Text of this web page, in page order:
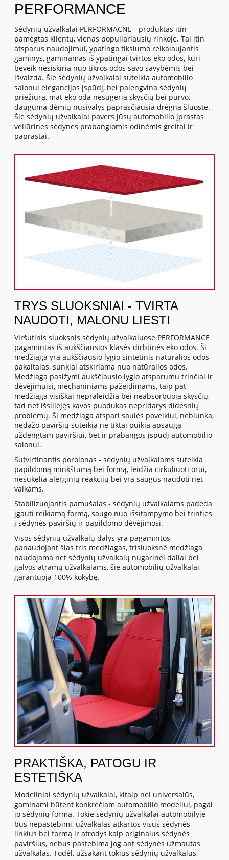
PERFORMANCE
Sėdynių užvalkalai PERFORMACNE - produktas itin
pamėgtas klientų, vienas populiariausių rinkoje. Tai itin
atsparus naudojimui, ypatingo tikslumo reikalaujantis
gaminys, gaminamas iš ypatingai tvirtos eko odos, kuri
beveik nesiskiria nuo tikros odos savo savybėmis bei
išvaizda. Šie sėdynių užvalkalai suteikia automobilio
salonui elegancijos įspūdį, bei palengvina sėdynių
priežiūrą, mat eko oda nesugeria skysčių bei purvo,
dauguma dėmių nusivalys paprasčiausia drėgna šluoste.
Šie sėdynių užvalkalai pavers jūsų automobilio įprastas
veliūrines sėdynes prabangiomis odinėmis greitai ir
paprastai.
TRYS SLUOKSNIAI - TVIRTA
NAUDOTI, MALONU LIESTI
Viršutinis sluoksnis sėdynių užvalkaluose PERFORMANCE
pagamintas iš aukščiausios klasės dirbtinės eko odos. Ši
medžiaga yra aukščiausio lygio sintetinis natūralios odos
pakaitalas, sunkiai atskiriama nuo natūralios odos.
Medžiaga pasižymi aukščiausio lygio atsparumu trinčiai ir
dėvėjimuisi, mechaniniams pažeidimams, taip pat
medžiaga visiškai nepraleidžia bei neabsorbuoja skysčių,
tad net išsiliejęs kavos puodukas nepridarys didesnių
problemų. Ši medžiaga atspari saulės poveikiui, neblunka,
nedažo paviršių suteikia ne tiktai puikią apsaugą
uždengtam paviršiui, bet ir prabangos įspūdį automobilio
salonui.
Sutvirtinantis porolonas - sėdynių užvalkalams suteikia
papildomą minkštumą bei formą, leidžia cirkuliuoti orui,
nesukelia alerginių reakcijų bei yra saugus naudoti net
vaikams.
Stabilizuojantis pamušalas - sėdynių užvalkalams padeda
įgauti reikiamą formą, saugo nuo išsitampymo bei trinties
į sėdynės paviršių ir papildomo dėvėjimosi.
Visos sėdynių užvalkalų dalys yra pagamintos
panaudojant šias tris medžiagas, trisluoksnė medžiaga
naudojama net sėdynių užvalkalų nugarinei daliai bei
galvos atramų užvalkalams, šie automobilių užvalkalai
garantuoja 100% kokybę.
PRAKTIŠKA, PATOGU IR
ESTETIŠKA
Modeliniai sėdynių užvalkalai, kitaip nei universalūs,
gaminami būtent konkrečiam automobilio modeliui, pagal
jo sėdynių formą. Tokie sėdynių užvalkalai automobilyje
bus nepastebimi, užvalkalas atkartos visus sėdynės
linkius bei formą ir atrodys kaip originalus sėdynės
paviršius, nebus pastebima jog ant sėdynės užmautas
užvalkalas. Todėl, užsakant tokius sėdynių užvalkalus,